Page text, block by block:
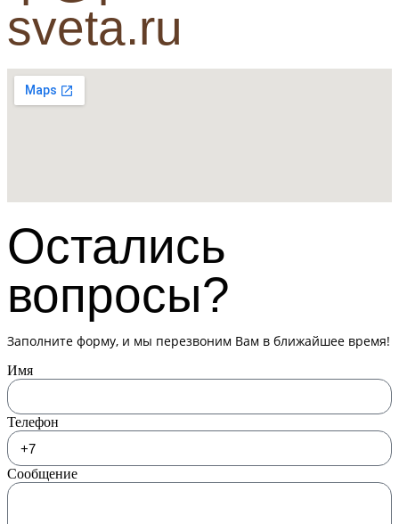
sveta.ru
Остались
вопросы?
Заполните форму, и мы перезвоним Вам в ближайшее время!
Имя
Телефон
Сообщение